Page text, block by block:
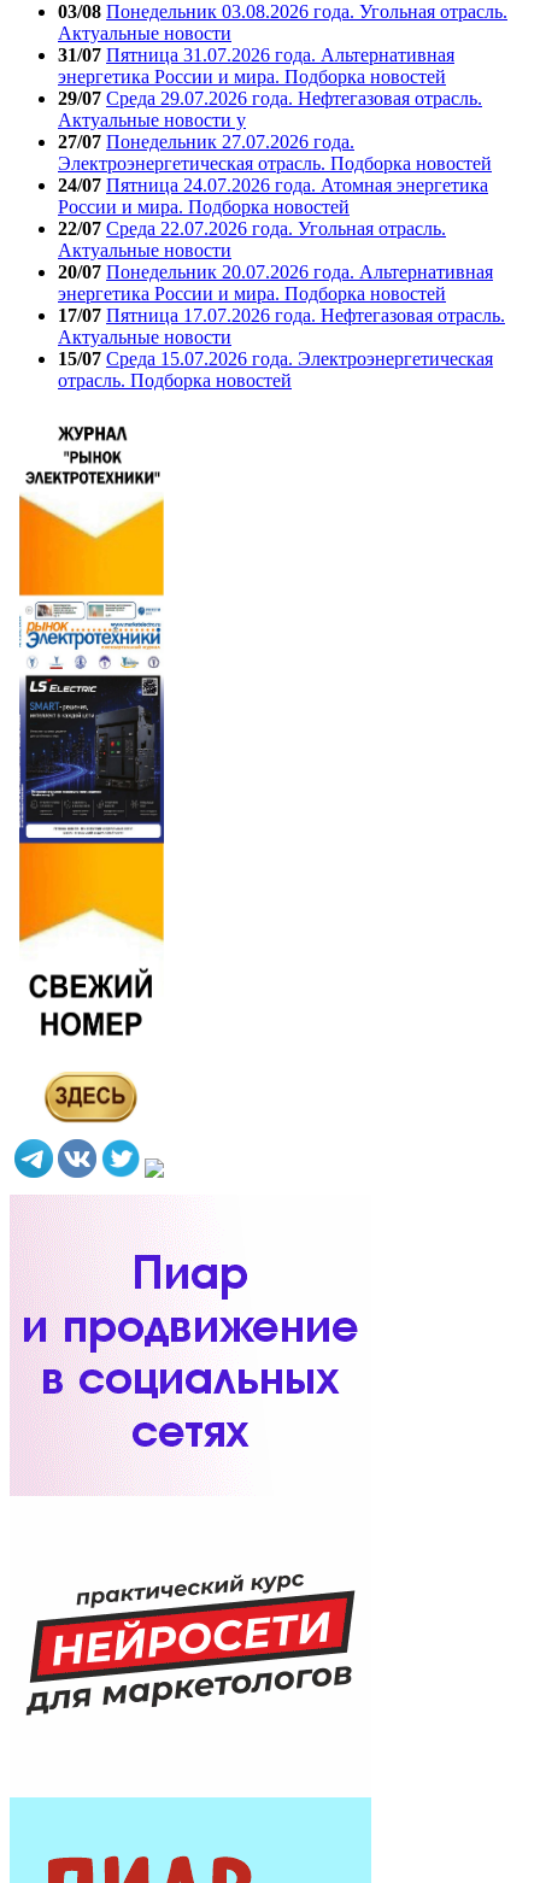
03/08 Понедельник 03.08.2026 года. Угольная отрасль.
Актуальные новости
31/07 Пятница 31.07.2026 года. Альтернативная
энергетика России и мира. Подборка новостей
29/07 Среда 29.07.2026 года. Нефтегазовая отрасль.
Актуальные новости у
27/07 Понедельник 27.07.2026 года.
Электроэнергетическая отрасль. Подборка новостей
24/07 Пятница 24.07.2026 года. Атомная энергетика
России и мира. Подборка новостей
22/07 Среда 22.07.2026 года. Угольная отрасль.
Актуальные новости
20/07 Понедельник 20.07.2026 года. Альтернативная
энергетика России и мира. Подборка новостей
17/07 Пятница 17.07.2026 года. Нефтегазовая отрасль.
Актуальные новости
15/07 Среда 15.07.2026 года. Электроэнергетическая
отрасль. Подборка новостей